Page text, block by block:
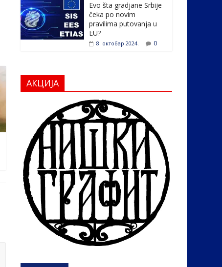
Evo šta gradjane Srbije
čeka po novim
pravilima putovanja u
EU?
8. октобар 2024. 0
АКЦИЈА